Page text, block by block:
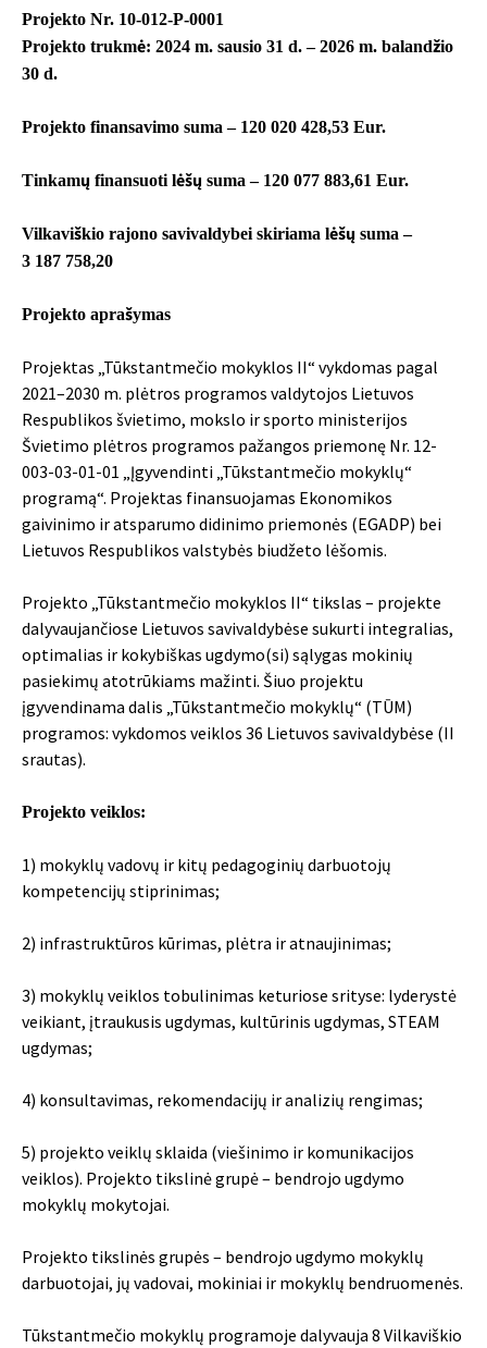
Projekto Nr. 10-012-P-0001
Projekto trukmė: 2024 m. sausio 31 d. – 2026 m. balandžio
30 d.
Projekto finansavimo suma – 120 020 428,53 Eur.
Tinkamų finansuoti lėšų suma – 120 077 883,61 Eur.
Vilkaviškio rajono savivaldybei skiriama lėšų suma –
3 187 758,20
Projekto aprašymas
Projektas „Tūkstantmečio mokyklos II“ vykdomas pagal
2021–2030 m. plėtros programos valdytojos Lietuvos
Respublikos švietimo, mokslo ir sporto ministerijos
Švietimo plėtros programos pažangos priemonę Nr. 12-
003-03-01-01 „Įgyvendinti „Tūkstantmečio mokyklų“
programą“. Projektas finansuojamas Ekonomikos
gaivinimo ir atsparumo didinimo priemonės (EGADP) bei
Lietuvos Respublikos valstybės biudžeto lėšomis.
Projekto „Tūkstantmečio mokyklos II“ tikslas – projekte
dalyvaujančiose Lietuvos savivaldybėse sukurti integralias,
optimalias ir kokybiškas ugdymo(si) sąlygas mokinių
pasiekimų atotrūkiams mažinti. Šiuo projektu
įgyvendinama dalis „Tūkstantmečio mokyklų“ (TŪM)
programos: vykdomos veiklos 36 Lietuvos savivaldybėse (II
srautas).
Projekto veiklos:
1) mokyklų vadovų ir kitų pedagoginių darbuotojų
kompetencijų stiprinimas;
2) infrastruktūros kūrimas, plėtra ir atnaujinimas;
3) mokyklų veiklos tobulinimas keturiose srityse: lyderystė
veikiant, įtraukusis ugdymas, kultūrinis ugdymas, STEAM
ugdymas;
4) konsultavimas, rekomendacijų ir analizių rengimas;
5) projekto veiklų sklaida (viešinimo ir komunikacijos
veiklos). Projekto tikslinė grupė – bendrojo ugdymo
mokyklų mokytojai.
Projekto tikslinės grupės – bendrojo ugdymo mokyklų
darbuotojai, jų vadovai, mokiniai ir mokyklų bendruomenės.
Tūkstantmečio mokyklų programoje dalyvauja 8 Vilkaviškio